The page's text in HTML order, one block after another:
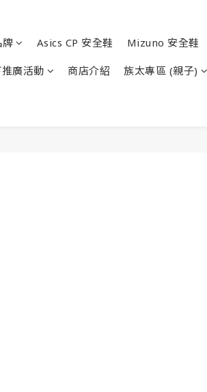
Asics CP 安全鞋 Mizuno 安全鞋
廣活動 商店介紹 族太專區 (親子)